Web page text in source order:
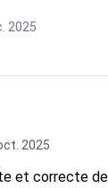
2025
2025
et correcte